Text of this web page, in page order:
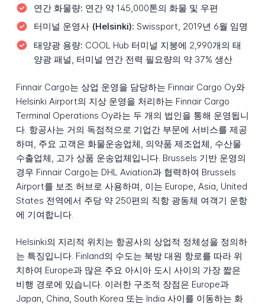
연간 화물량: 연간 약 145,000톤의 화물 및 우편
터미널 운영사 (Helsinki): Swissport, 2019년 6월 임명
태양광 용량: COOL Hub 터미널 지붕에 2,990개의 태
양광 패널, 터미널 연간 전력 필요량의 약 37% 생산
Finnair Cargo는 상업 운영을 담당하는 Finnair Cargo Oy와
Helsinki Airport의 지상 운영을 처리하는 Finnair Cargo
Terminal Operations Oy라는 두 개의 법인을 통해 운영됩니
다. 항공사는 거의 독점적으로 기업간 부문에 서비스를 제공
하며, 주요 고객은 화물운송업체, 의약품 제조업체, 수산물
수출업체, 고가 상품 운송업체입니다. Brussels 기반 운영의
경우 Finnair Cargo는 DHL Aviation과 협력하여 Brussels
Airport를 보조 허브로 사용하며, 이는 Europe, Asia, United
States 전역에서 주당 약 250편의 직항 광동체 여객기 운항
에 기여합니다.
Helsinki의 지리적 위치는 항공사의 상업적 정체성을 정의하
는 특징입니다. Finland의 수도는 북방 대원 항로를 따라 위
치하여 Europe과 많은 주요 아시아 도시 사이의 가장 짧은
비행 경로에 있습니다. 이러한 구조적 장점은 Europe과
Japan, China, South Korea 또는 India 사이를 이동하는 화